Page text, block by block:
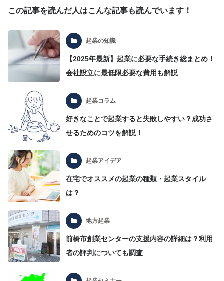
この記事を読んだ人はこんな記事も読んでいます！
起業の知識
【2025年最新】起業に必要な手続き総まとめ！
会社設立に最低限必要な費用も解説
起業コラム
好きなことで起業すると失敗しやすい？成功さ
せるためのコツを解説！
起業アイデア
在宅でオススメの起業の種類・起業スタイル
は？
地方起業
前橋市創業センターの支援内容の詳細は？利用
者の評判についても調査